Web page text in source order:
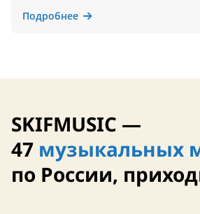
Подробнее
SKIFMUSIC —
47 музыкальных
по России,